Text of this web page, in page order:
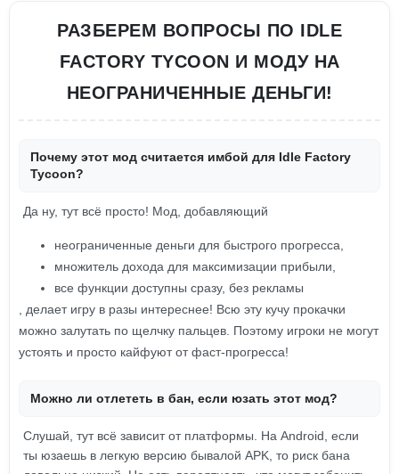
РАЗБЕРЕМ ВОПРОСЫ ПО IDLE
FACTORY TYCOON И МОДУ НА
НЕОГРАНИЧЕННЫЕ ДЕНЬГИ!
Почему этот мод считается имбой для Idle Factory
Tycoon?
Да ну, тут всё просто! Мод, добавляющий
неограниченные деньги для быстрого прогресса,
множитель дохода для максимизации прибыли,
все функции доступны сразу, без рекламы
, делает игру в разы интереснее! Всю эту кучу прокачки
можно залутать по щелчку пальцев. Поэтому игроки не могут
устоять и просто кайфуют от фаст-прогресса!
Можно ли отлететь в бан, если юзать этот мод?
Слушай, тут всё зависит от платформы. На Android, если
ты юзаешь в легкую версию бывалой APK, то риск бана